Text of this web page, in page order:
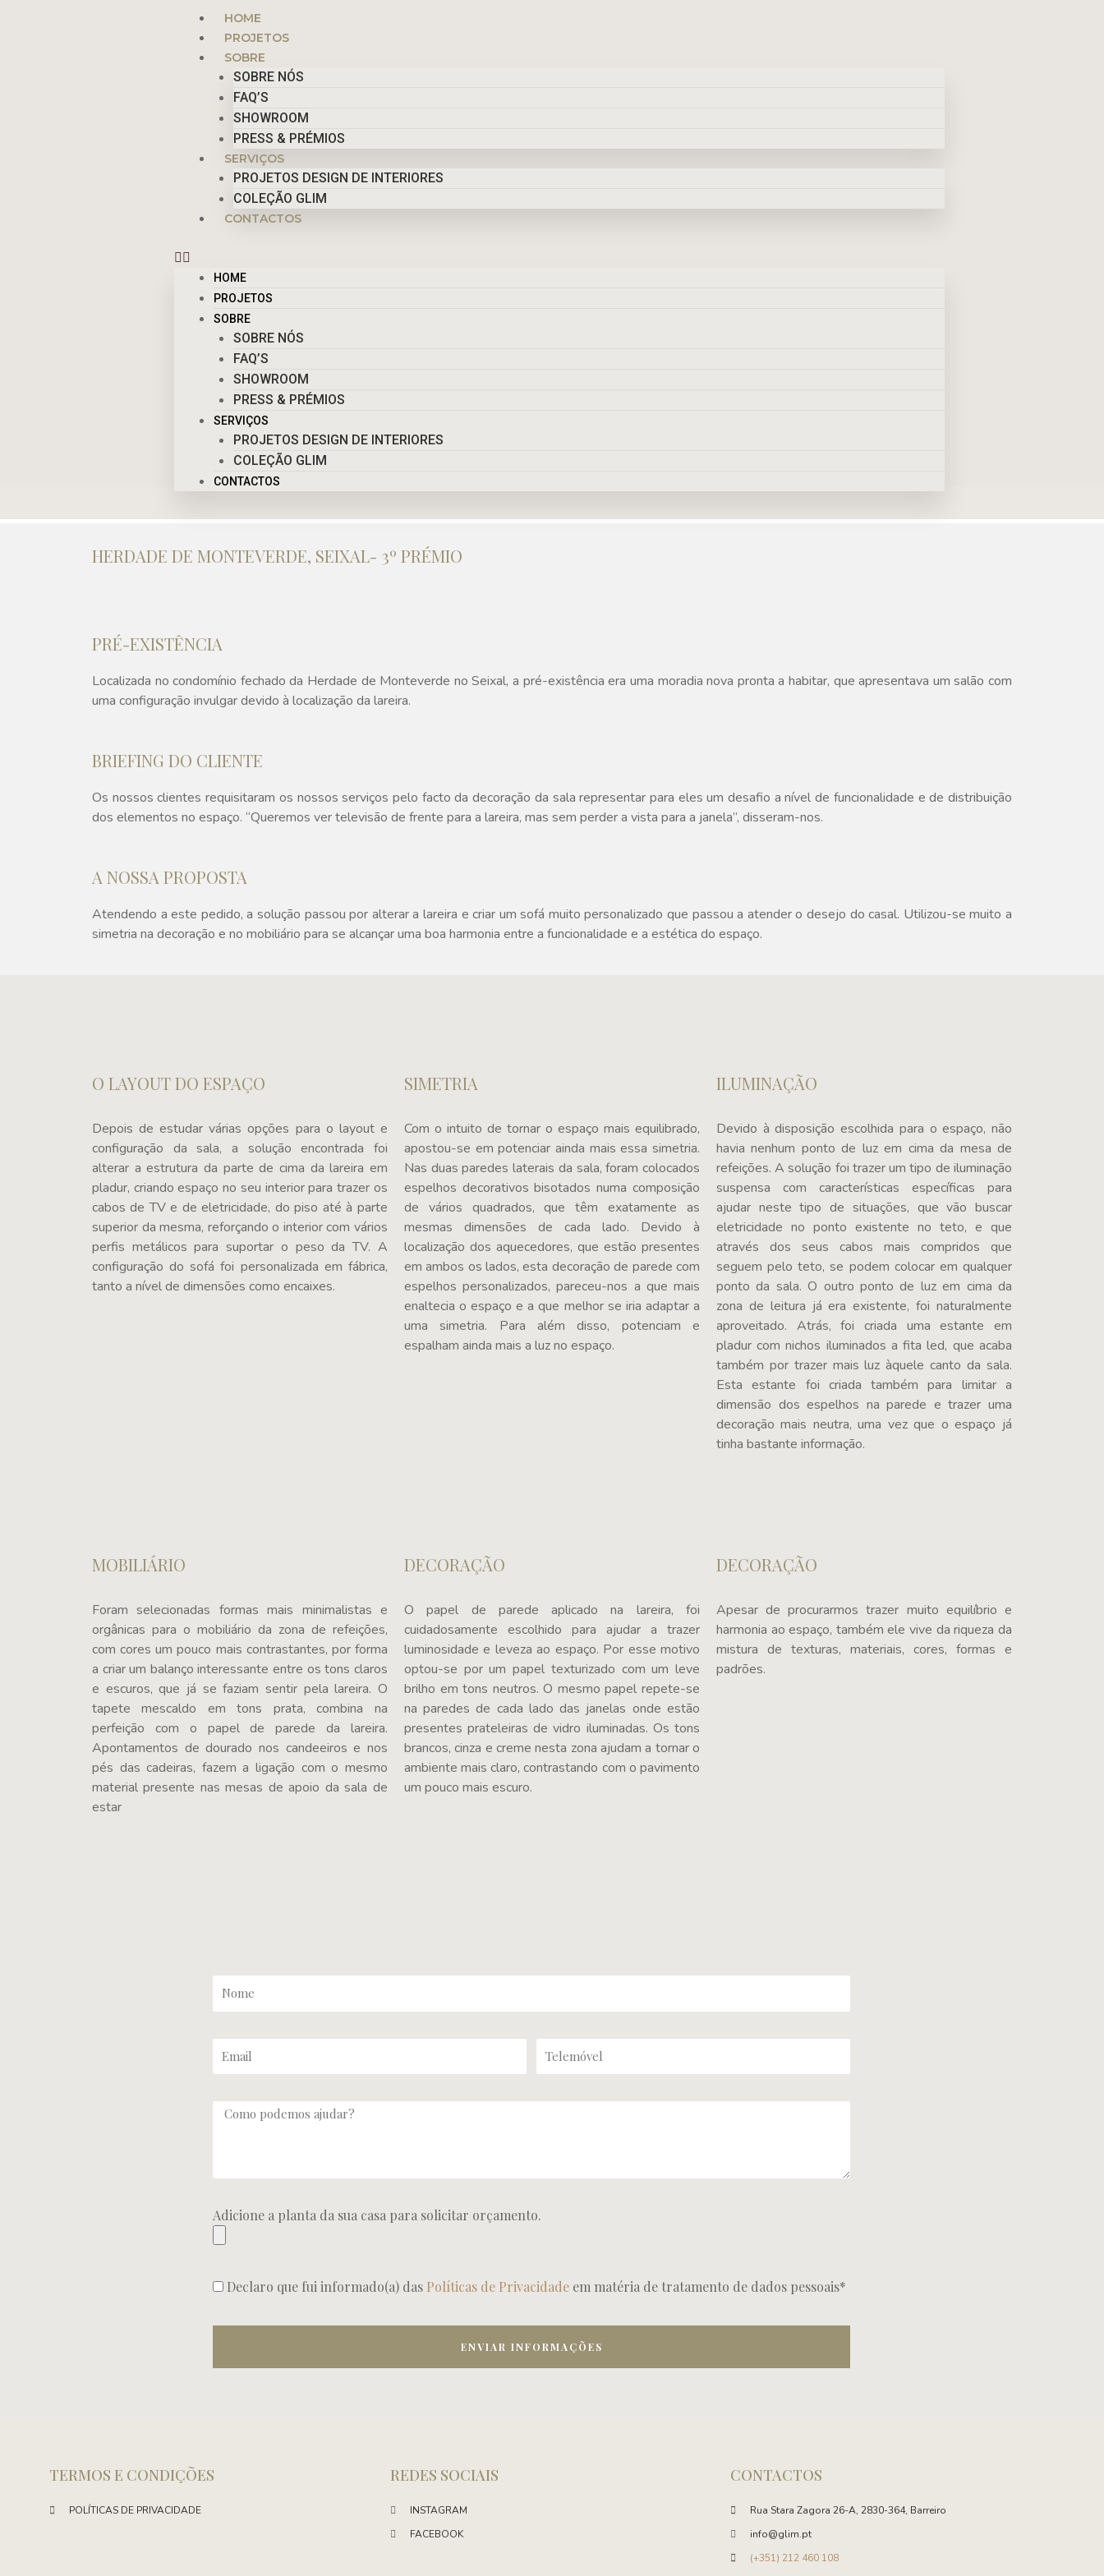
HOME
PROJETOS
SOBRE
SOBRE NÓS
FAQ’S
SHOWROOM
PRESS & PRÉMIOS
SERVIÇOS
PROJETOS DESIGN DE INTERIORES
COLEÇÃO GLIM
CONTACTOS
Menu
HOME
PROJETOS
SOBRE
SOBRE NÓS
FAQ’S
SHOWROOM
PRESS & PRÉMIOS
SERVIÇOS
PROJETOS DESIGN DE INTERIORES
COLEÇÃO GLIM
CONTACTOS
HERDADE DE MONTEVERDE, SEIXAL- 3º PRÉMIO
PRÉ-EXISTÊNCIA
Localizada no condomínio fechado da Herdade de Monteverde no Seixal, a pré-existência era uma moradia nova pronta a habitar, que apresentava um salão com
uma configuração invulgar devido à localização da lareira.
BRIEFING DO CLIENTE
Os nossos clientes requisitaram os nossos serviços pelo facto da decoração da sala representar para eles um desafio a nível de funcionalidade e de distribuição
dos elementos no espaço. “Queremos ver televisão de frente para a lareira, mas sem perder a vista para a janela”, disseram-nos.
A NOSSA PROPOSTA
Atendendo a este pedido, a solução passou por alterar a lareira e criar um sofá muito personalizado que passou a atender o desejo do casal. Utilizou-se muito a
simetria na decoração e no mobiliário para se alcançar uma boa harmonia entre a funcionalidade e a estética do espaço.
O LAYOUT DO ESPAÇO
Depois de estudar várias opções para o layout e
configuração da sala, a solução encontrada foi
alterar a estrutura da parte de cima da lareira em
pladur, criando espaço no seu interior para trazer os
cabos de TV e de eletricidade, do piso até à parte
superior da mesma, reforçando o interior com vários
perfis metálicos para suportar o peso da TV. A
configuração do sofá foi personalizada em fábrica,
tanto a nível de dimensões como encaixes.
SIMETRIA
Com o intuito de tornar o espaço mais equilibrado,
apostou-se em potenciar ainda mais essa simetria.
Nas duas paredes laterais da sala, foram colocados
espelhos decorativos bisotados numa composição
de vários quadrados, que têm exatamente as
mesmas dimensões de cada lado. Devido à
localização dos aquecedores, que estão presentes
em ambos os lados, esta decoração de parede com
espelhos personalizados, pareceu-nos a que mais
enaltecia o espaço e a que melhor se iria adaptar a
uma simetria. Para além disso, potenciam e
espalham ainda mais a luz no espaço.
ILUMINAÇÃO
Devido à disposição escolhida para o espaço, não
havia nenhum ponto de luz em cima da mesa de
refeições. A solução foi trazer um tipo de iluminação
suspensa com características específicas para
ajudar neste tipo de situações, que vão buscar
eletricidade no ponto existente no teto, e que
através dos seus cabos mais compridos que
seguem pelo teto, se podem colocar em qualquer
ponto da sala. O outro ponto de luz em cima da
zona de leitura já era existente, foi naturalmente
aproveitado. Atrás, foi criada uma estante em
pladur com nichos iluminados a fita led, que acaba
também por trazer mais luz àquele canto da sala.
Esta estante foi criada também para limitar a
dimensão dos espelhos na parede e trazer uma
decoração mais neutra, uma vez que o espaço já
tinha bastante informação.
MOBILIÁRIO
Foram selecionadas formas mais minimalistas e
orgânicas para o mobiliário da zona de refeições,
com cores um pouco mais contrastantes, por forma
a criar um balanço interessante entre os tons claros
e escuros, que já se faziam sentir pela lareira. O
tapete mescaldo em tons prata, combina na
perfeição com o papel de parede da lareira.
Apontamentos de dourado nos candeeiros e nos
pés das cadeiras, fazem a ligação com o mesmo
material presente nas mesas de apoio da sala de
estar
DECORAÇÃO
O papel de parede aplicado na lareira, foi
cuidadosamente escolhido para ajudar a trazer
luminosidade e leveza ao espaço. Por esse motivo
optou-se por um papel texturizado com um leve
brilho em tons neutros. O mesmo papel repete-se
na paredes de cada lado das janelas onde estão
presentes prateleiras de vidro iluminadas. Os tons
brancos, cinza e creme nesta zona ajudam a tornar o
ambiente mais claro, contrastando com o pavimento
um pouco mais escuro.
DECORAÇÃO
Apesar de procurarmos trazer muito equilíbrio e
harmonia ao espaço, também ele vive da riqueza da
mistura de texturas, materiais, cores, formas e
padrões.
Adicione a planta da sua casa para solicitar orçamento.
Declaro que fui informado(a) das Políticas de Privacidade em matéria de tratamento de dados pessoais*
ENVIAR INFORMAÇÕES
TERMOS E CONDIÇÕES
POLÍTICAS DE PRIVACIDADE
REDES SOCIAIS
INSTAGRAM
FACEBOOK
CONTACTOS
Rua Stara Zagora 26-A, 2830-364, Barreiro​
info@glim.pt
(+351) 212 460 108